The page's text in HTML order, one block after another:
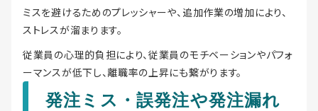
ミスを避けるためのプレッシャーや、追加作業の増加により、
ストレスが溜まります。
従業員の心理的負担により、従業員のモチベーションやパフォ
ーマンスが低下し、離職率の上昇にも繋がります。
発注ミス・誤発注や発注漏れ